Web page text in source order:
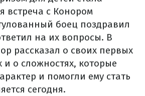
встреча с Конором
боец ​​поздравил
на их вопросы. В
рассказал о своих первых
и о сложностях, которые
и помогли ему стать
сегодня.